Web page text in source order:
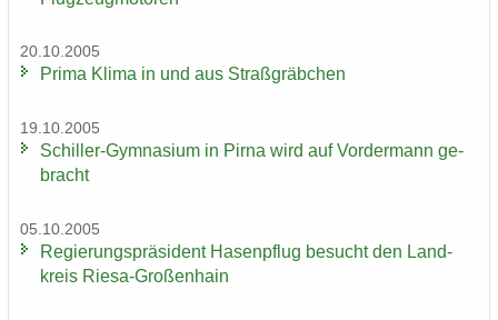
20.10.2005
Prima Klima in und aus Straß­gräb­chen
19.10.2005
Schiller-​Gymnasium in Pirna wird auf Vor­der­mann ge­
bracht
05.10.2005
Re­gie­rungs­prä­si­dent Ha­sen­pflug be­sucht den Land­
kreis Riesa-​Großenhain